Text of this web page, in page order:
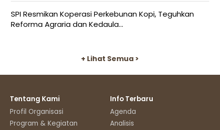
SPI Resmikan Koperasi Perkebunan Kopi, Teguhkan
Reforma Agraria dan Kedaula...
+ Lihat Semua >
Tentang Kami
Profil Organisasi
Program & Kegiatan
Info Terbaru
Agenda
Analisis